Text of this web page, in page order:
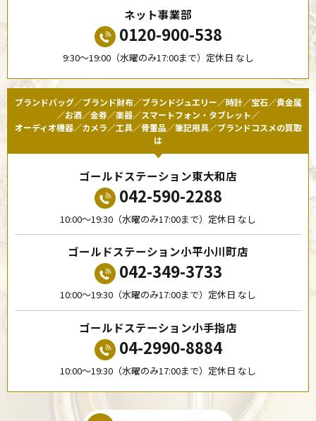
ネット事業部
0120-900-538
9:30〜19:00（水曜のみ17:00まで）定休日 なし
ブランドバッグ／ブランド財布／ブランドジュエリー／時計／宝石／貴金属
／お酒／金券／楽器／スマートフォン・タブレット／
オーディオ機器／カメラ／工具／骨董品／筆記用具／ブランドコスメの買取
は
ゴールドステーション東大和店
042-590-2288
10:00〜19:30（水曜のみ17:00まで）定休日 なし
ゴールドステーション小平小川町店
042-349-3733
10:00〜19:30（水曜のみ17:00まで）定休日 なし
ゴールドステーション小手指店
04-2990-8884
10:00〜19:30（水曜のみ17:00まで）定休日 なし